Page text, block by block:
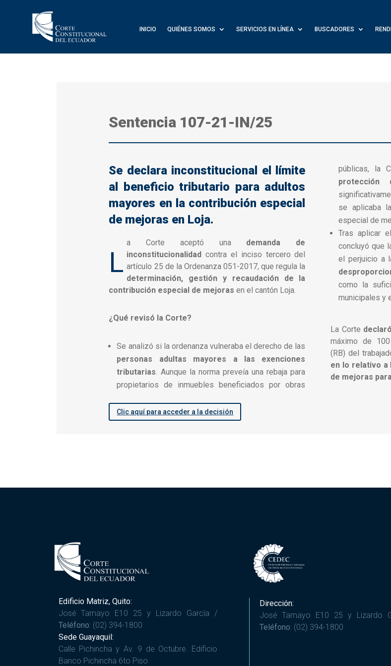
INICIO QUIÉNES SOMOS SERVICIOS EN LÍNEA BUSCADORES
Sentencia 107-21-IN/25
Se declara inconstitucional el límite
al beneficio tributario para adultos
mayores en la contribución especial
de mejoras en Loja.
L
a Corte aceptó una demanda de
inconstitucionalidad contra el inciso tercero del
artículo 25 de la Ordenanza 051-2017, que regula la
determinación, gestión y recaudación de la
contribución especial de mejoras en el cantón Loja.
¿Qué revisó la Corte?
Se analizó si la ordenanza vulneraba el derecho de las
personas adultas mayores a las exenciones
tributarias. Aunque la norma preveía una rebaja para
propietarios de inmuebles beneficiados por obras
públicas, la
protección
se aplicaba
especial de
Tras aplicar
concluyó que
el perjuicio a
como la
municipales y
La Corte
máximo de 100
(RB) del
en lo relativo a
de mejoras
Clic aquí para acceder a la decisión
Edificio Matriz, Quito:
José Tamayo E10 25 y Lizardo García /
Teléfono: (02) 394-1800
Sede Guayaquil:
Calle Pichincha y Av. 9 de Octubre. Edificio
Banco Pichincha 6to Piso
Dirección:
José Tamayo E10 25 y Lizardo
Teléfono: (02) 394-1800